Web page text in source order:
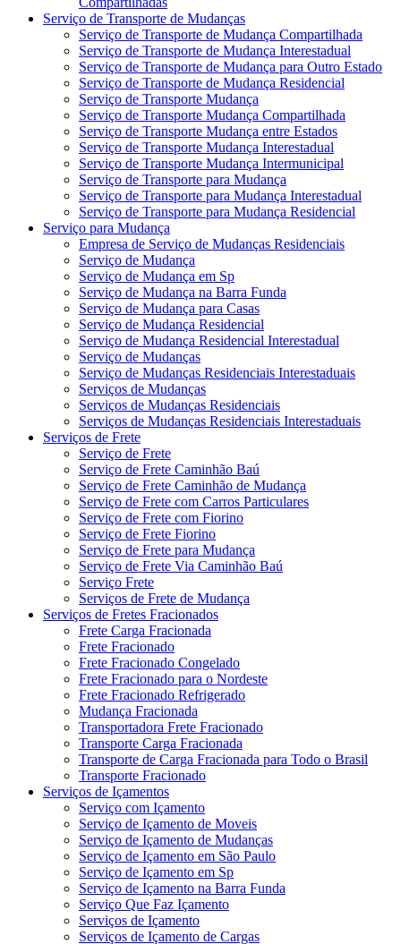
Serviço de Transporte de Mudanças
Serviço de Transporte de Mudança Compartilhada
Serviço de Transporte de Mudança Interestadual
Serviço de Transporte de Mudança para Outro Estado
Serviço de Transporte de Mudança Residencial
Serviço de Transporte Mudança
Serviço de Transporte Mudança Compartilhada
Serviço de Transporte Mudança entre Estados
Serviço de Transporte Mudança Interestadual
Serviço de Transporte Mudança Intermunicipal
Serviço de Transporte para Mudança
Serviço de Transporte para Mudança Interestadual
Serviço de Transporte para Mudança Residencial
Serviço para Mudança
Empresa de Serviço de Mudanças Residenciais
Serviço de Mudança
Serviço de Mudança em Sp
Serviço de Mudança na Barra Funda
Serviço de Mudança para Casas
Serviço de Mudança Residencial
Serviço de Mudança Residencial Interestadual
Serviço de Mudanças
Serviço de Mudanças Residenciais Interestaduais
Serviços de Mudanças
Serviços de Mudanças Residenciais
Serviços de Mudanças Residenciais Interestaduais
Serviços de Frete
Serviço de Frete
Serviço de Frete Caminhão Baú
Serviço de Frete Caminhão de Mudança
Serviço de Frete com Carros Particulares
Serviço de Frete com Fiorino
Serviço de Frete Fiorino
Serviço de Frete para Mudança
Serviço de Frete Via Caminhão Baú
Serviço Frete
Serviços de Frete de Mudança
Serviços de Fretes Fracionados
Frete Carga Fracionada
Frete Fracionado
Frete Fracionado Congelado
Frete Fracionado para o Nordeste
Frete Fracionado Refrigerado
Mudança Fracionada
Transportadora Frete Fracionado
Transporte Carga Fracionada
Transporte de Carga Fracionada para Todo o Brasil
Transporte Fracionado
Serviços de Içamentos
Serviço com Içamento
Serviço de Içamento de Moveis
Serviço de Içamento de Mudanças
Serviço de Içamento em São Paulo
Serviço de Içamento em Sp
Serviço de Içamento na Barra Funda
Serviço Que Faz Içamento
Serviços de Içamento
Serviços de Içamento de Cargas